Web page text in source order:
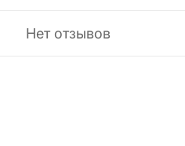
Нет отзывов